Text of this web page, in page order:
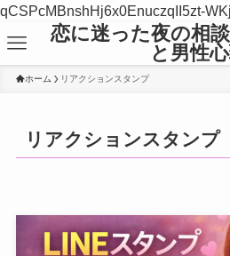
qCSPcMBnshHj6x0EnuczqII5zt-
恋に迷った夜の相
と男性
ホーム リアクションスタンプ
リアクションスタンプ